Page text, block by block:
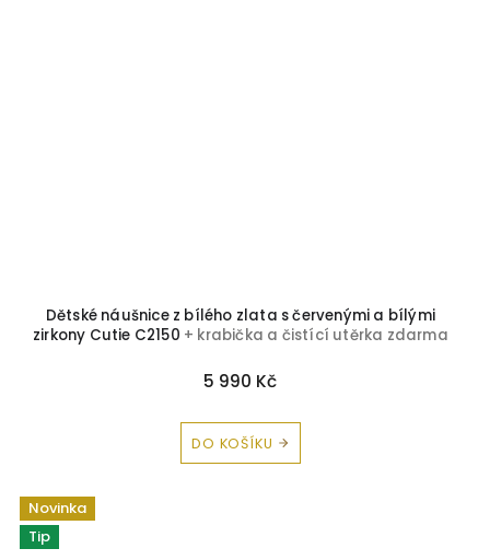
Dětské náušnice z bílého zlata s červenými a bílými
zirkony Cutie C2150 + krabička a čistící utěrka zdarma
5 990 Kč
DO KOŠÍKU
Novinka
Tip